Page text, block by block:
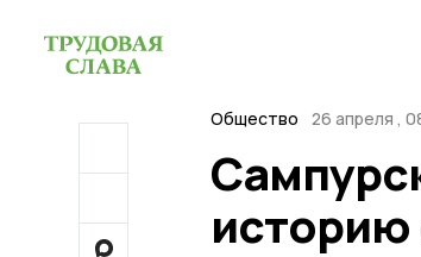
Общество 26 апреля ,
историю